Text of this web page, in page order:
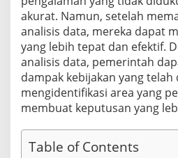
s
i
s
D
a
t
a
a
n
akurat. Namun, setelah
analisis data, mereka dapat
yang lebih tepat dan efektif.
analisis data, pemerintah
dampak kebijakan yang
mengidentifikasi area yang
membuat keputusan yang
Table of Contents